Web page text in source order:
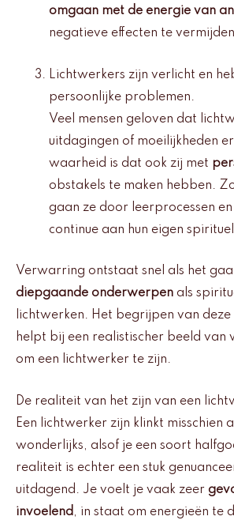
omgaan met de energie van
negatieve effecten te
Lichtwerkers zijn verlicht en
persoonlijke problemen.
Veel mensen geloven dat
uitdagingen of moeilijkheden
waarheid is dat ook zij met
obstakels te maken hebben.
gaan ze door leerprocessen
continue aan hun eigen
Verwarring ontstaat snel als het
diepgaande onderwerpen als
lichtwerken. Het begrijpen van deze
helpt bij een realistischer beeld van
om een lichtwerker te zijn.
De realiteit van het zijn van een
Een lichtwerker zijn klinkt misschien
wonderlijks, alsof je een soort
realiteit is echter een stuk
uitdagend. Je voelt je vaak zeer
invoelend , in staat om energieën te